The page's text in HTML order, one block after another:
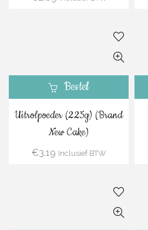
Bestel
Uitrolpoeder (225g) (Brand
New Cake)
€3.19 Inclusief BTW